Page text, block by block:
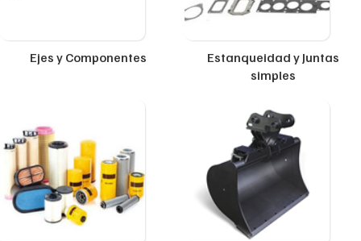
Ejes y Componentes
Estanqueidad y Juntas
simples